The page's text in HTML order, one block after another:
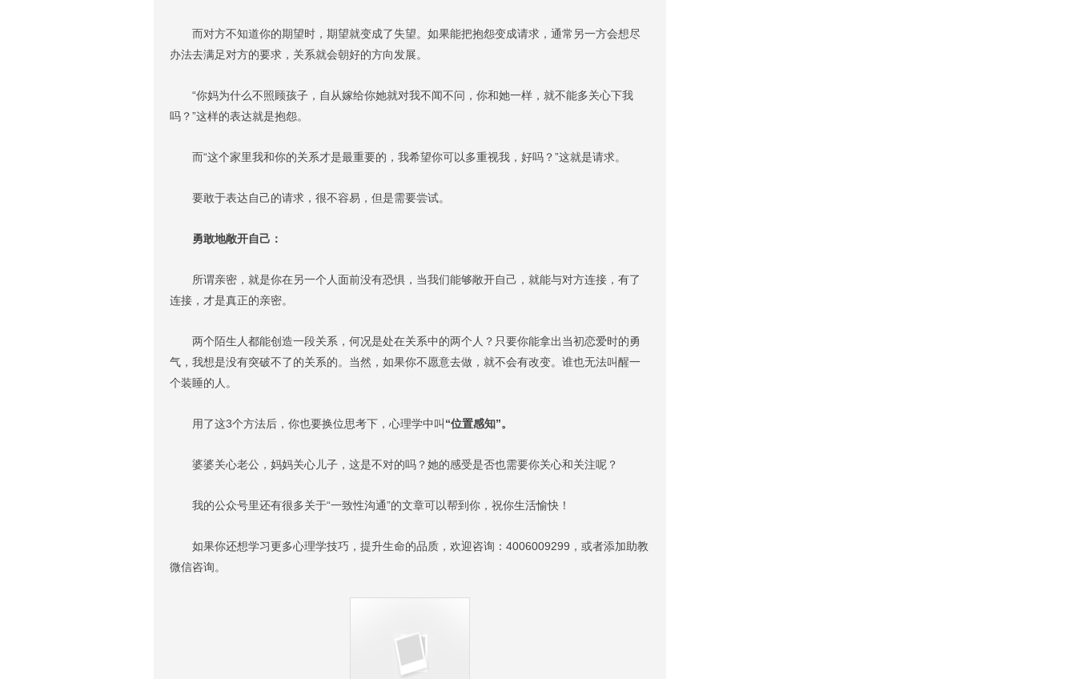
而对方不知道你的期望时，期望就变成了失望。如果能把抱怨变成请求，通常另一方会想尽
办法去满足对方的要求，关系就会朝好的方向发展。
“你妈为什么不照顾孩子，自从嫁给你她就对我不闻不问，你和她一样，就不能多关心下我
吗？”这样的表达就是抱怨。
而“这个家里我和你的关系才是最重要的，我希望你可以多重视我，好吗？”这就是请求。
要敢于表达自己的请求，很不容易，但是需要尝试。
勇敢地敞开自己：
所谓亲密，就是你在另一个人面前没有恐惧，当我们能够敞开自己，就能与对方连接，有了
连接，才是真正的亲密。
两个陌生人都能创造一段关系，何况是处在关系中的两个人？只要你能拿出当初恋爱时的勇
气，我想是没有突破不了的关系的。当然，如果你不愿意去做，就不会有改变。谁也无法叫醒一
个装睡的人。
用了这3个方法后，你也要换位思考下，心理学中叫 “位置感知”。
婆婆关心老公，妈妈关心儿子，这是不对的吗？她的感受是否也需要你关心和关注呢？
我的公众号里还有很多关于“一致性沟通”的文章可以帮到你，祝你生活愉快！
如果你还想学习更多心理学技巧，提升生命的品质，欢迎咨询：4006009299 ，或者添加助教
微信咨询。